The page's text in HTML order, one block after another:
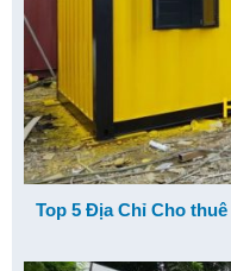
Top 5 Địa Chỉ Cho